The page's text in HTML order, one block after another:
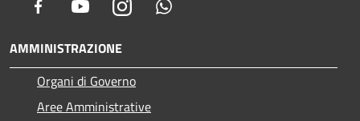
Facebook YoutubeInstagram
AMMINISTRAZIONE
Organi di Governo
Aree Amministrative